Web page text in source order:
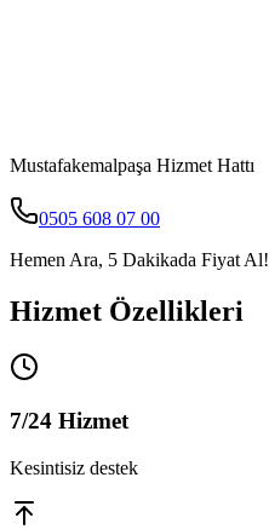
Mustafakemalpaşa Hizmet Hattı
0505 608 07 00
Hemen Ara, 5 Dakikada Fiyat Al!
Hizmet Özellikleri
7/24 Hizmet
Kesintisiz destek